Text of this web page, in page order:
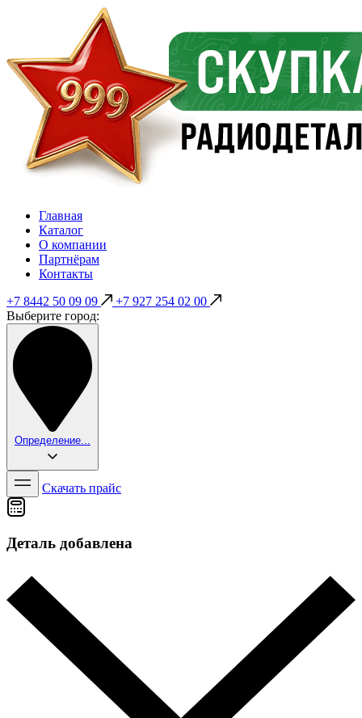
Главная
Каталог
О компании
Партнёрам
Контакты
+7 8442 50 09 09
+7 927 254 02 00
Выберите город:
Определение...
Скачать прайс
Деталь добавлена